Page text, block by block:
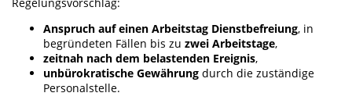
Anspruch auf einen Arbeitstag Dienstbefreiung, in
begründeten Fällen bis zu zwei Arbeitstage,
zeitnah nach dem belastenden Ereignis,
unbürokratische Gewährung durch die zuständige
Personalstelle.